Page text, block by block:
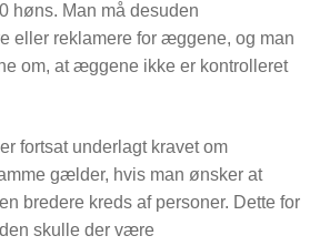
PASNING OG PLEJE
høns. Man må desuden
eller reklamere for æggene, og man
om, at æggene ikke er kontrolleret
fortsat underlagt kravet om
gælder, hvis man ønsker at
bredere kreds af personer. Dette for
skulle der være